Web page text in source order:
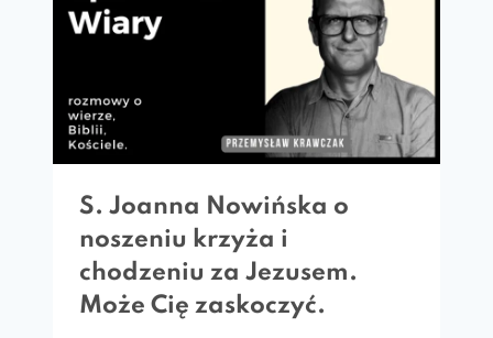
S. Joanna Nowińska o
noszeniu krzyża i
chodzeniu za Jezusem.
Może Cię zaskoczyć.